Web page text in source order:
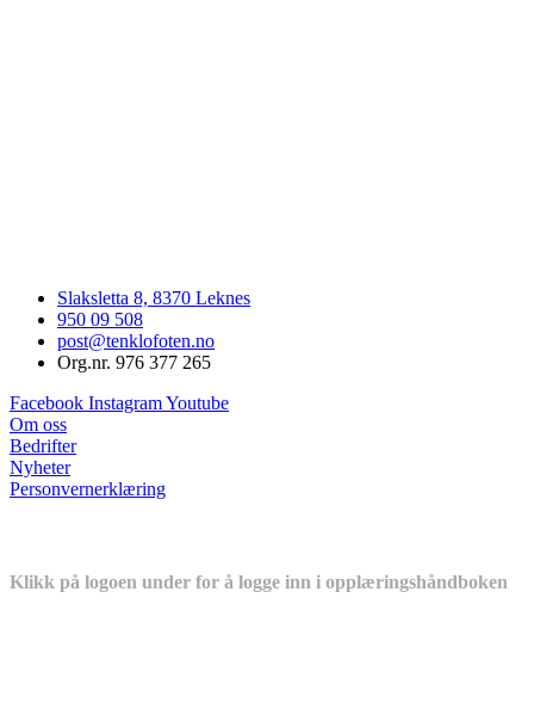
Slaksletta 8, 8370 Leknes
950 09 508
post@tenklofoten.no
Org.nr. 976 377 265
Facebook InstagramYoutube
Om oss
Bedrifter
Nyheter
Personvernerklæring
Klikk på logoen under for å logge inn i opplæringshåndboken